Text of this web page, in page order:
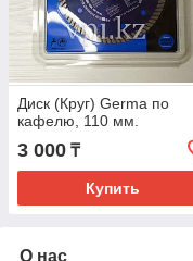
Диск (Круг) Germa по
кафелю, 110 мм.
3 000 ₸
Купить
О нас